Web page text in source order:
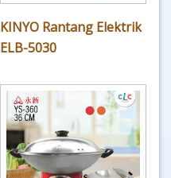
KINYO Rantang Elektrik
ELB-5030